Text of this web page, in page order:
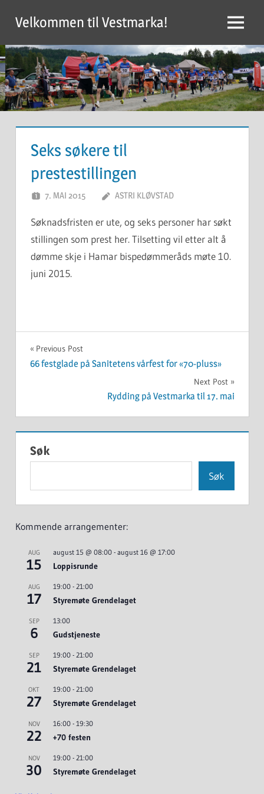
content
Velkommen til Vestmarka! Menu
Seks søkere til
prestestillingen
7. MAI 2015 ASTRI KLØVSTAD
Søknadsfristen er ute, og seks personer har søkt
stillingen som prest her. Tilsetting vil etter alt å
dømme skje i Hamar bispedømmeråds møte 10.
juni 2015.
UKATEGORISERT
Innleggsnavigasjon
Previous Post
66 festglade på Sanitetens vårfest for «70-pluss»
Next Post
Rydding på Vestmarka til 17. mai
Søk
Søk
Kommende arrangementer:
AUG
15
august 15 @ 08:00- august 16 @ 17:00
Loppisrunde
AUG
17
19:00- 21:00
Styremøte Grendelaget
SEP
6
13:00
Gudstjeneste
SEP
21
19:00- 21:00
Styremøte Grendelaget
OKT
27
19:00- 21:00
Styremøte Grendelaget
NOV
22
16:00- 19:30
+70 festen
NOV
30
19:00- 21:00
Styremøte Grendelaget